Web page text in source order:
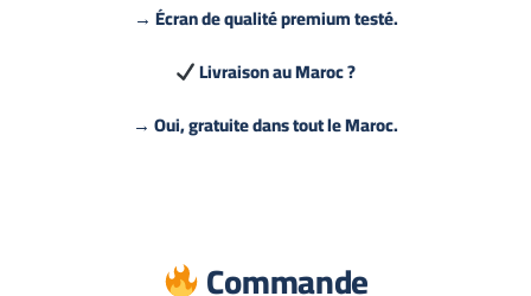
→ Écran de qualité premium testé.
Livraison au Maroc ?
→ Oui, gratuite dans tout le Maroc.
Commande